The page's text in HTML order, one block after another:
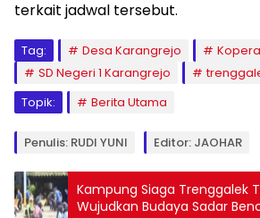
terkait jadwal tersebut.
Tag: Desa Karangrejo
SD Negeri 1 Karangrejo
Topik:
Berita Utama
Penulis: RUDI YUNI Editor: JAOHAR
Kampung Siaga Trenggalek
Wujudkan Budaya Sadar